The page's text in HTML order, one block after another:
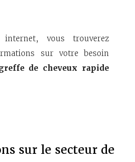
vous trouverez
sur votre besoin
de cheveux rapide
sur le secteur de